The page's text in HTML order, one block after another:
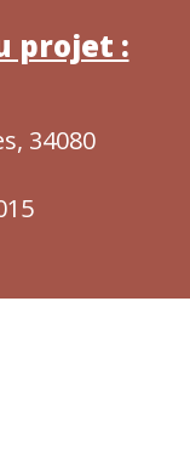
projet :
34080